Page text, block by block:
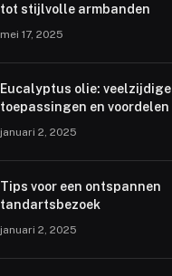
tot stijlvolle armbanden
mei 17, 2025
Eucalyptus olie: veelzijdige
toepassingen en voordelen
januari 2, 2025
Tips voor een ontspannen
tandartsbezoek
januari 2, 2025